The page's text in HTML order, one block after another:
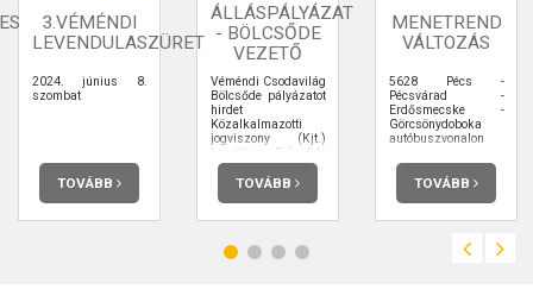
3.VÉMÉNDI
LEVENDULASZÜRET
2024. június 8.
szombat
TOVÁBB
ÁLLÁSPÁLYÁZAT
- BÖLCSŐDE
VEZETŐ
Véméndi Csodavilág
Bölcsőde pályázatot
hirdet
Közalkalmazotti
jogviszony (Kjt.)
keretében Bölcsőde
vezető
Munkakör/feladatkör
betöltésére.
TOVÁBB
MENETREND
VÁLTOZÁS
5628 Pécs -
Pécsvárad -
Erdősmecske -
Görcsönydoboka
autóbuszvonalon
TOVÁBB